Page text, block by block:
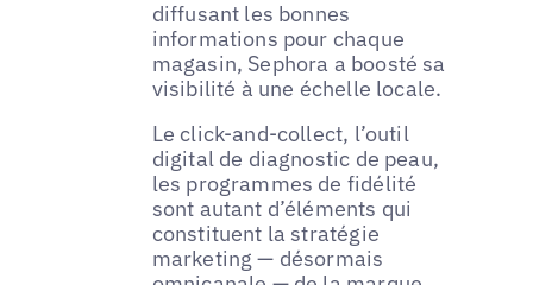
diffusant les bonnes
informations pour chaque
magasin, Sephora a boosté sa
visibilité à une échelle locale.
Le click-and-collect, l’outil
digital de diagnostic de peau,
les programmes de fidélité
sont autant d’éléments qui
constituent la stratégie
marketing — désormais